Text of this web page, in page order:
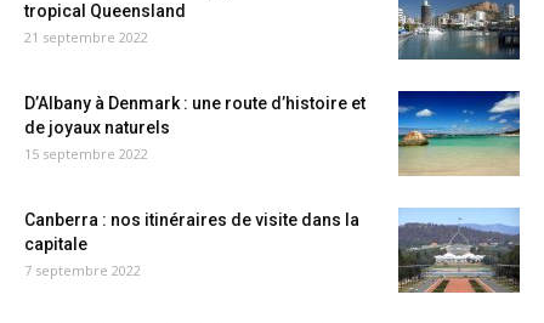
tropical Queensland
21 septembre 2022
D’Albany à Denmark : une route d’histoire et
de joyaux naturels
15 septembre 2022
Canberra : nos itinéraires de visite dans la
capitale
7 septembre 2022